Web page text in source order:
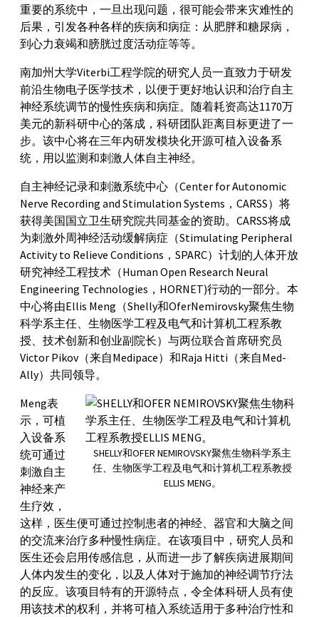
重要的系统中，一旦出现问题，很可能会带来灾难性的
后果，引发各种各样的疾病和病症：从肥胖和糖尿病，
到心力衰竭和膀胱过度活动症等等。
南加州大学Viterbi工程学院的研究人员一直致力于研发
前沿生物电子医学技术，以便于更好地认识和治疗自主
神经系统调节的慢性疾病和病症。随着耗资高达1170万
美元的新科研中心的落成，科研团队距离目标更进了一
步。该中心将在三年内研发模块化开源可植入设备系
统，用以监测和刺激人体自主神经。
自主神经记录和刺激系统中心（Center for Autonomic
Nerve Recording and Stimulation Systems，CARSS）将
获得美国国立卫生研究院共同基金的资助。CARSS将成
为刺激外周神经活动缓解病症（Stimulating Peripheral
Activity to Relieve Conditions，SPARC）计划的人体开放
研究神经工程技术（Human Open Research Neural
Engineering Technologies，HORNET)行动的一部分。本
中心将由Ellis Meng（Shelly和OferNemirovsky聚焦生物
科学系主任、生物医学工程及电气和计算机工程系教
授、技术创新和创业副院长）与两位联合首席研究员
Victor Pikov（来自Medipace）和Raja Hitti（来自Med-
Ally）共同领导。
SHELLY和OFER NEMIROVSKY聚焦生物科学系主
任、生物医学工程及电气和计算机工程系教授
ELLIS MENG。
Meng表
示，可植
入设备系
统可通过
刺激自主
神经来产
生疗效，
这样，医生便可通过控制患者的神经、器官和大脑之间
的交流来治疗多种慢性病症。在该项目中，研究人员和
医生还会启用传感信息，从而进一步了解疾病进展期间
人体内发生的变化，以及人体对于施加的神经调节疗法
的反应。该项目特有的开源特点，令全体科研人员有使
用该技术的权利，并将可植入系统适用于多种治疗性和